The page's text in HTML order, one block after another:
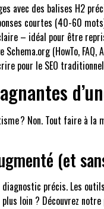
avec des balises H2
courtes (40-60
– idéal pour être
Schema.org (HowTo,
pour le SEO
? Non. Tout faire à la
(et
précis. Les
loin ? Découvrez notre